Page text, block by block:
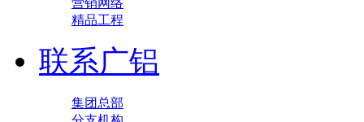
营销网络
精品工程
联系广铝
集团总部